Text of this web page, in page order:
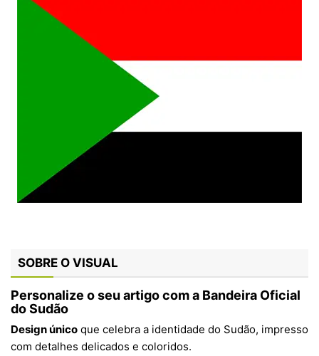
SOBRE O VISUAL
Personalize o seu artigo com a Bandeira Oficial
do Sudão
Design único que celebra a identidade do Sudão, impresso
com detalhes delicados e coloridos.